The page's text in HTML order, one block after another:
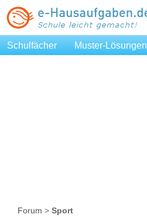
Schulfächer Muster-Lösungen
Forum > Sport